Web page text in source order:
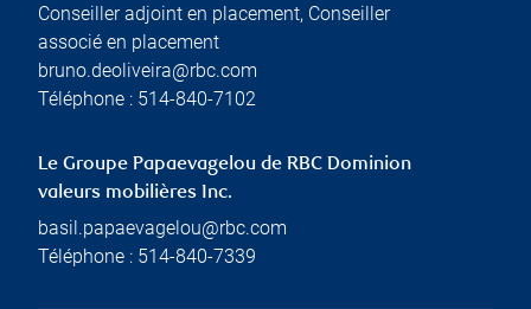
Conseiller adjoint en placement, Conseiller
associé en placement
bruno.deoliveira@rbc.com
Téléphone : 514-840-7102
Le Groupe Papaevagelou de RBC Dominion
valeurs mobilières Inc.
basil.papaevagelou@rbc.com
Téléphone : 514-840-7339